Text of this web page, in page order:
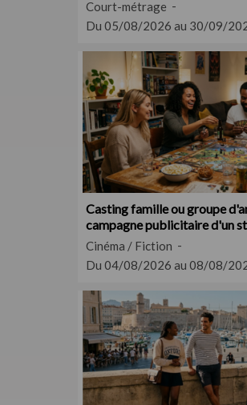
Court-métrage
Du 05/08/2026 au 30/09/
Casting famille ou groupe
campagne publicitaire d'un
sociétés
Cinéma / Fiction
Du 04/08/2026 au 08/08/